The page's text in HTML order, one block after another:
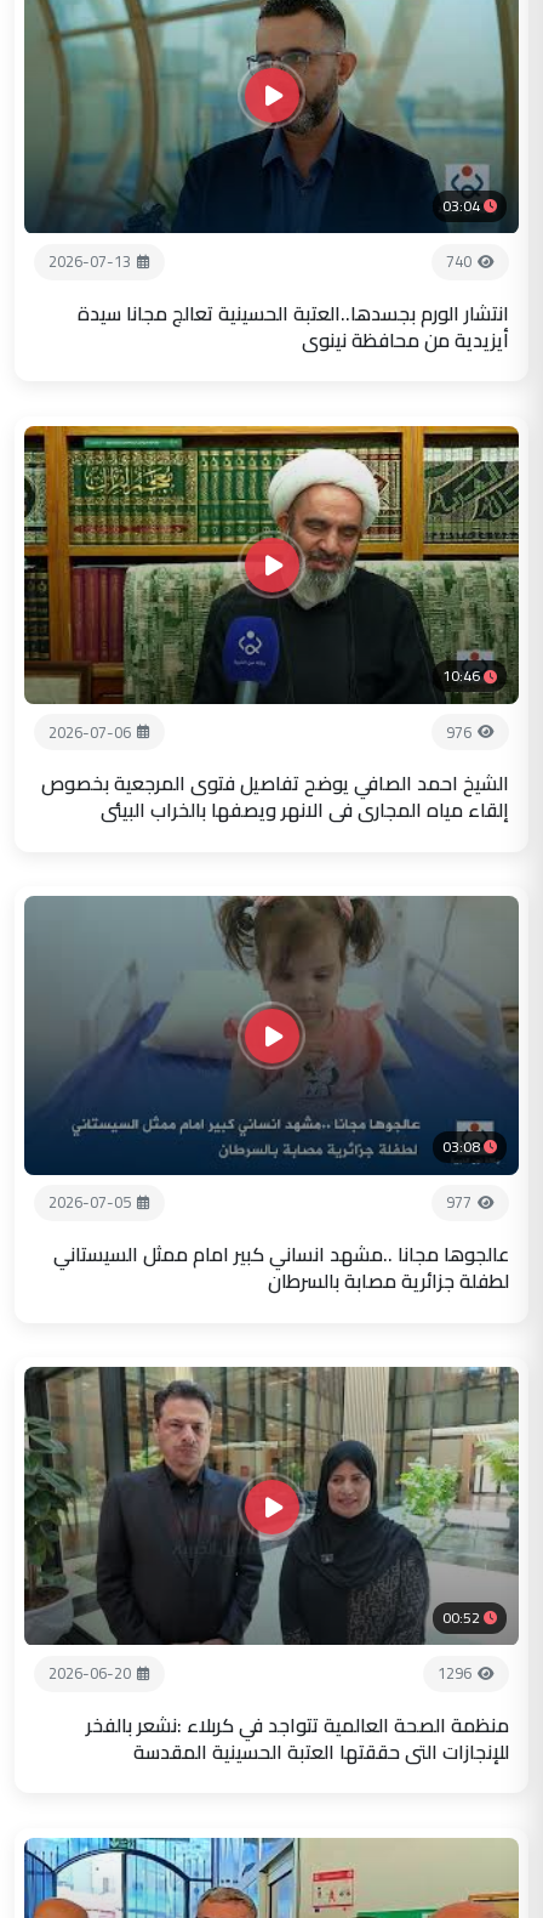
03:04
740
2026-07-13
انتشار الورم بجسدها..العتبة الحسينية تعالج مجانا سيدة
أيزيدية من محافظة نينوى
10:46
976
2026-07-06
الشيخ احمد الصافي يوضح تفاصيل فتوى المرجعية بخصوص
إلقاء مياه المجاري في الانهر ويصفها بالخراب البيئي
03:08
977
2026-07-05
عالجوها مجانا ..مشهد انساني كبير امام ممثل السيستاني
لطفلة جزائرية مصابة بالسرطان
00:52
1296
2026-06-20
منظمة الصحة العالمية تتواجد في كربلاء :نشعر بالفخر
للإنجازات التي حققتها العتبة الحسينية المقدسة